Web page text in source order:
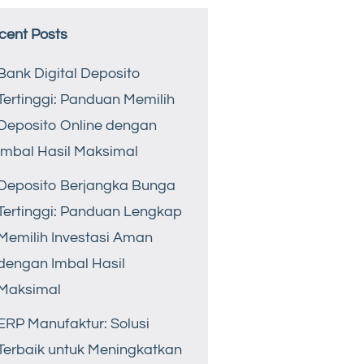
Posts
Digital Deposito
Panduan Memilih
Online dengan
Hasil Maksimal
Berjangka Bunga
Panduan Lengkap
Investasi Aman
Imbal Hasil
Manufaktur: Solusi
untuk Meningkatkan